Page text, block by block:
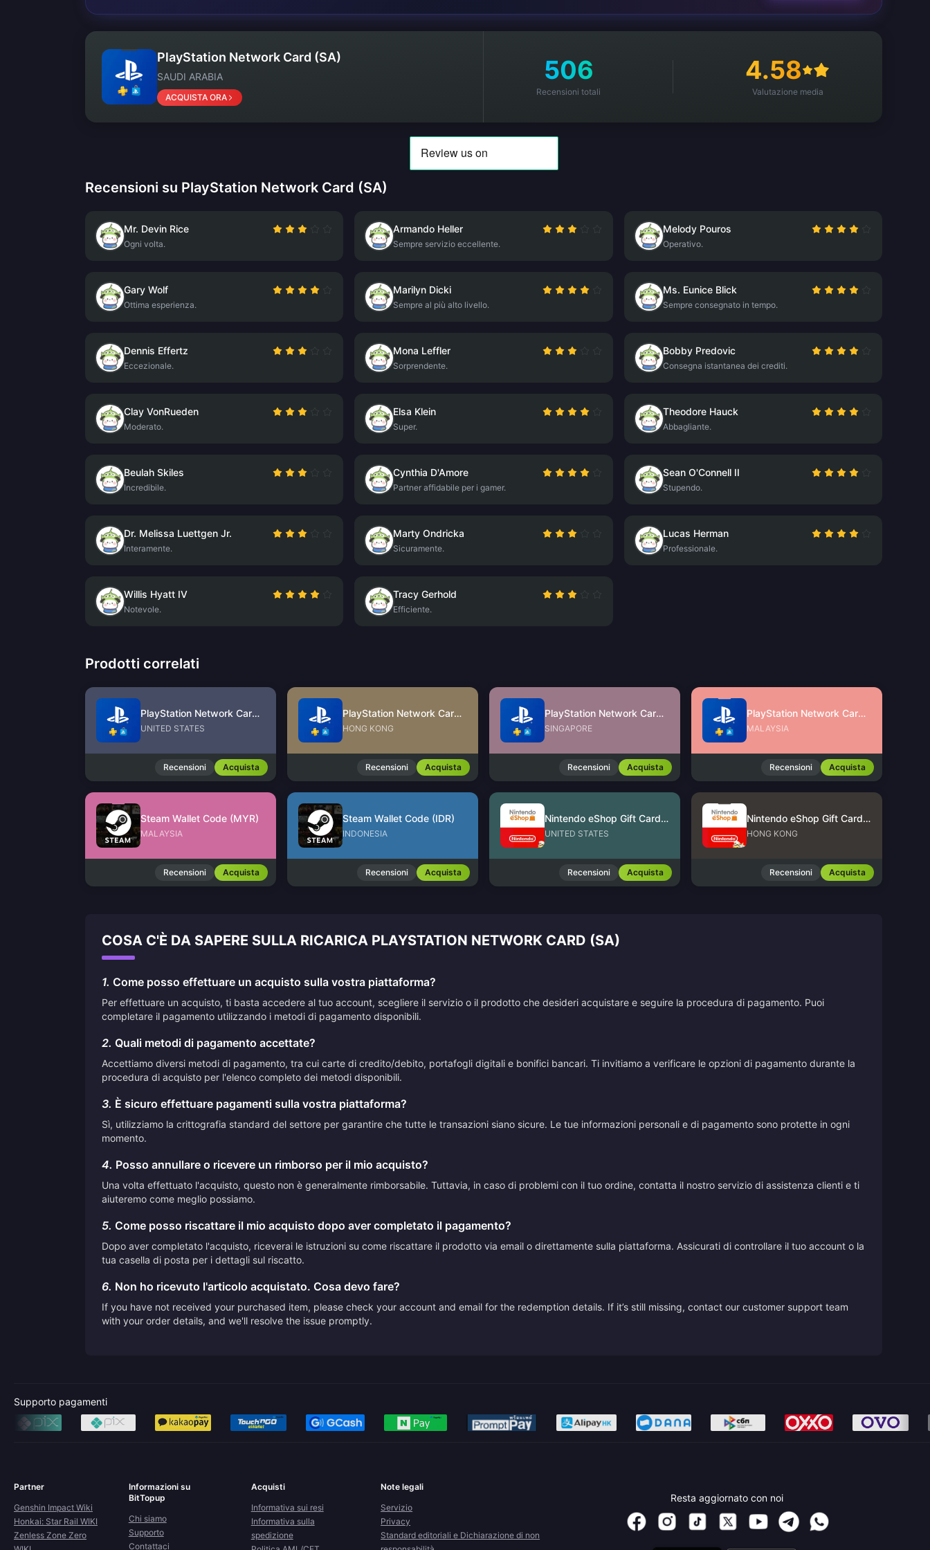
PlayStation Network Card (SA)
SAUDI ARABIA
ACQUISTA ORA
506
Recensioni totali
4.58
Valutazione media
Recensioni su PlayStation Network Card (SA)
Mr. Devin Rice
Ogni volta.
Armando Heller
Sempre servizio eccellente.
Melody Pouros
Operativo.
Gary Wolf
Ottima esperienza.
Marilyn Dicki
Sempre al più alto livello.
Ms. Eunice Blick
Sempre consegnato in tempo.
Dennis Effertz
Eccezionale.
Mona Leffler
Sorprendente.
Bobby Predovic
Consegna istantanea dei crediti.
Clay VonRueden
Moderato.
Elsa Klein
Super.
Theodore Hauck
Abbagliante.
Beulah Skiles
Incredibile.
Cynthia D'Amore
Partner affidabile per i gamer.
Sean O'Connell II
Stupendo.
Dr. Melissa Luettgen Jr.
Interamente.
Marty Ondricka
Sicuramente.
Lucas Herman
Professionale.
Willis Hyatt IV
Notevole.
Tracy Gerhold
Efficiente.
Prodotti correlati
PlayStation Network Card (US)
UNITED STATES
Recensioni Acquista
PlayStation Network Card (HK)
HONG KONG
Recensioni Acquista
PlayStation Network Card (SG)
SINGAPORE
Recensioni Acquista
PlayStation Network Card (MY)
MALAYSIA
Recensioni Acquista
Steam Wallet Code (MYR)
MALAYSIA
Recensioni Acquista
Steam Wallet Code (IDR)
INDONESIA
Recensioni Acquista
Nintendo eShop Gift Card (US)
UNITED STATES
Recensioni Acquista
Nintendo eShop Gift Card (HK)
HONG KONG
Recensioni Acquista
COSA C'È DA SAPERE SULLA RICARICA PLAYSTATION NETWORK CARD (SA)
1. Come posso effettuare un acquisto sulla vostra piattaforma?
Per effettuare un acquisto, ti basta accedere al tuo account, scegliere il servizio o il prodotto che desideri acquistare e seguire la procedura di pagamento. Puoi
completare il pagamento utilizzando i metodi di pagamento disponibili.
2. Quali metodi di pagamento accettate?
Accettiamo diversi metodi di pagamento, tra cui carte di credito/debito, portafogli digitali e bonifici bancari. Ti invitiamo a verificare le opzioni di pagamento durante la
procedura di acquisto per l'elenco completo dei metodi disponibili.
3. È sicuro effettuare pagamenti sulla vostra piattaforma?
Sì, utilizziamo la crittografia standard del settore per garantire che tutte le transazioni siano sicure. Le tue informazioni personali e di pagamento sono protette in ogni
momento.
4. Posso annullare o ricevere un rimborso per il mio acquisto?
Una volta effettuato l'acquisto, questo non è generalmente rimborsabile. Tuttavia, in caso di problemi con il tuo ordine, contatta il nostro servizio di assistenza clienti e ti
aiuteremo come meglio possiamo.
5. Come posso riscattare il mio acquisto dopo aver completato il pagamento?
Dopo aver completato l'acquisto, riceverai le istruzioni su come riscattare il prodotto via email o direttamente sulla piattaforma. Assicurati di controllare il tuo account o la
tua casella di posta per i dettagli sul riscatto.
6. Non ho ricevuto l'articolo acquistato. Cosa devo fare?
If you have not received your purchased item, please check your account and email for the redemption details. If it’s still missing, contact our customer support team
with your order details, and we'll resolve the issue promptly.
Supporto pagamenti
Partner
Genshin Impact Wiki
Honkai: Star Rail WIKI
Zenless Zone Zero
Informazioni su
BitTopup
Chi siamo
Supporto
Contattaci
Acquisti
Informativa sui resi
Informativa sulla
spedizione
Note legali
Servizio
Privacy
Standard editoriali e Dichiarazione di non
Resta aggiornato con noi